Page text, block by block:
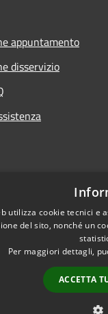
appuntamento
disservizio
utilizza cookie tecnici
del sito, nonché un
Per maggiori dettagli,
ACCETTA